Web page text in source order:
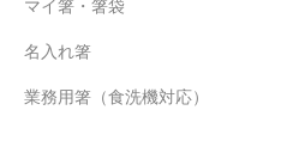
マイ箸・箸袋
名入れ箸
業務用箸（食洗機対応）